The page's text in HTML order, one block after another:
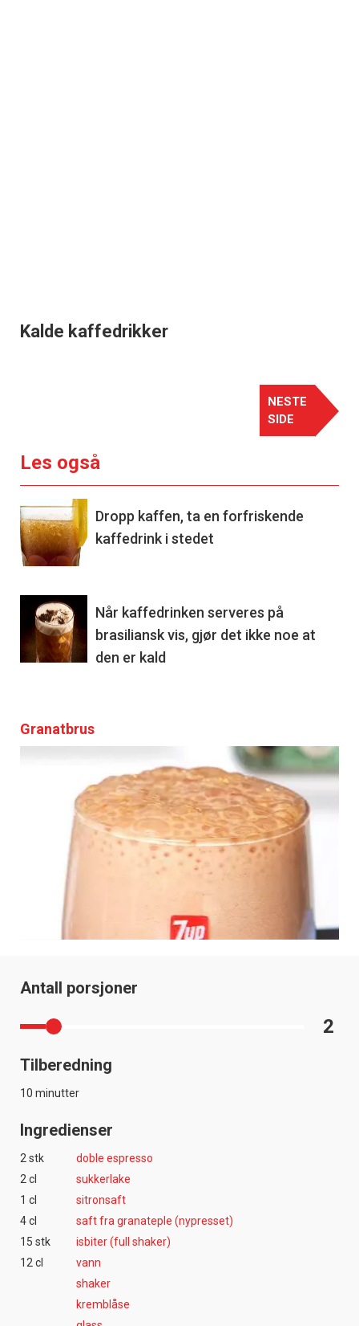
Kalde kaffedrikker
NESTE
SIDE
Les også
Dropp kaffen, ta en forfriskende
kaffedrink i stedet
Når kaffedrinken serveres på
brasiliansk vis, gjør det ikke noe at
den er kald
Granatbrus
Antall porsjoner
2
Tilberedning
10 minutter
Ingredienser
2 stk
doble espresso
2 cl
sukkerlake
1 cl
sitronsaft
4 cl
saft fra granateple (nypresset)
15 stk
isbiter (full shaker)
12 cl
vann
shaker
kremblåse